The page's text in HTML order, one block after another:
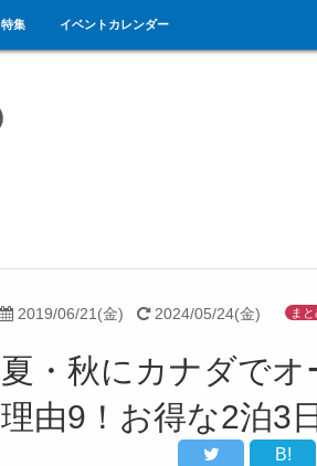
特集 イベントカレンダー
2019/06/21(金) 2024/05/24(金) ま
夏・秋にカナダで
理由9！お得な2泊3
B!